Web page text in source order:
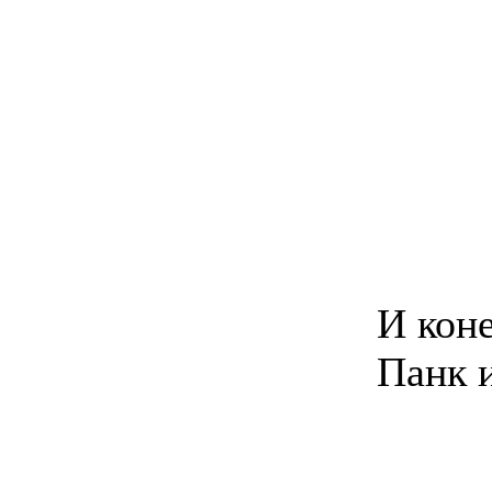
И
Панк